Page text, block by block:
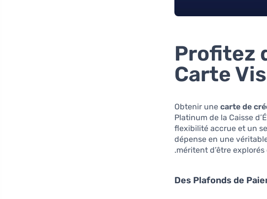
Profitez
Carte
Obtenir unecarte de
Platinum de la Caisse
flexibilité accrue et un
dépense en une
méritent d’être explorés
Des Plafonds de